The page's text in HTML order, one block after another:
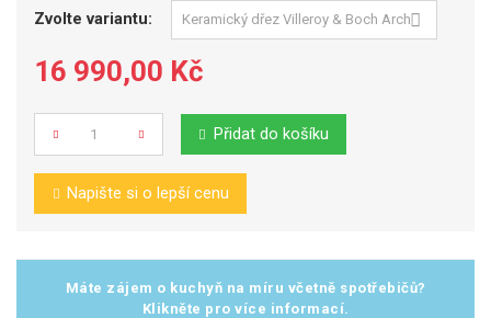
Zvolte variantu:
16 990,00 Kč
Počet Přidat do košíku
Napište si o lepší cenu
Máte zájem o kuchyň na míru včetně spotřebičů?
Klikněte pro více informací.